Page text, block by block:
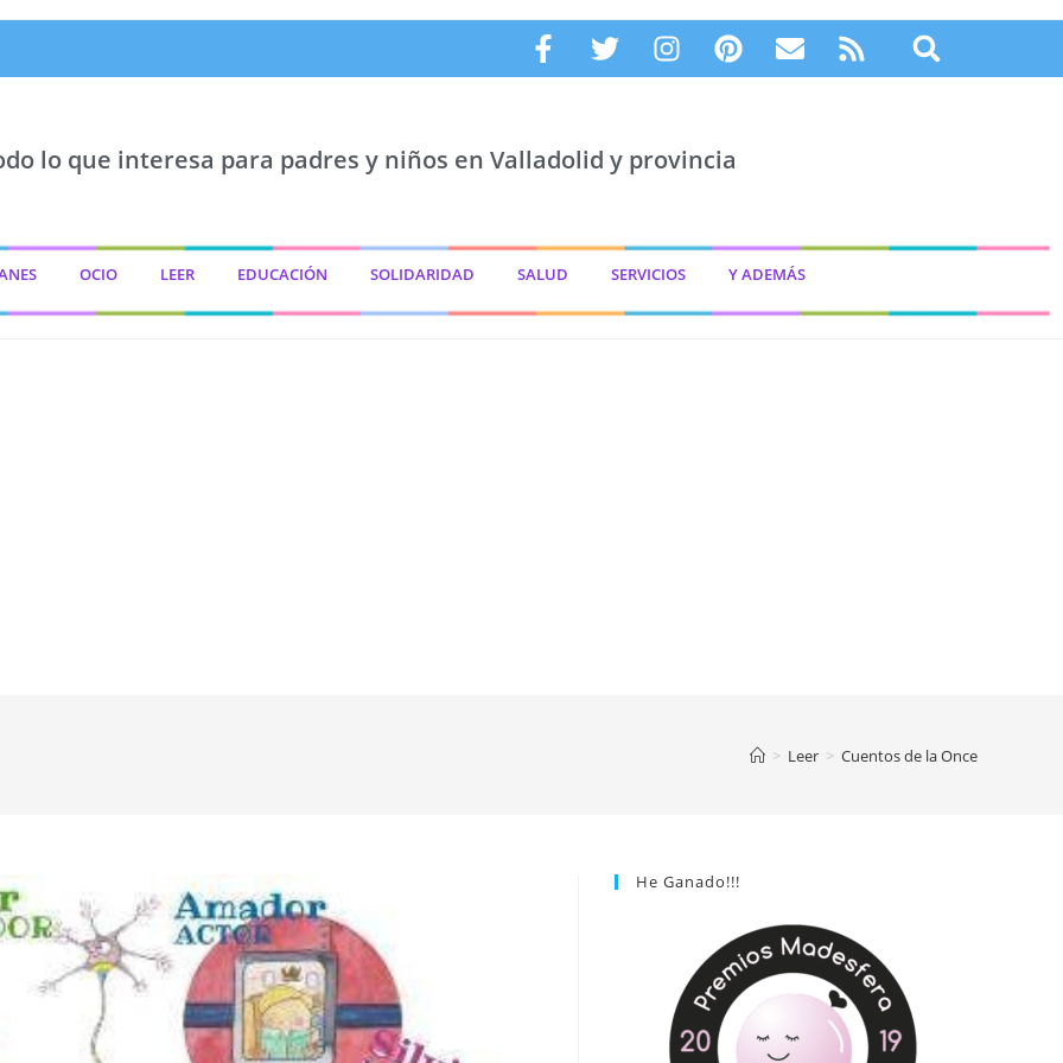
lo que interesa para padres y niños en Valladolid y provincia
OCIO LEER EDUCACIÓN SOLIDARIDAD SALUD SERVICIOS Y ADEMÁS
> Leer > Cuentos de la Once
He Ganado!!!